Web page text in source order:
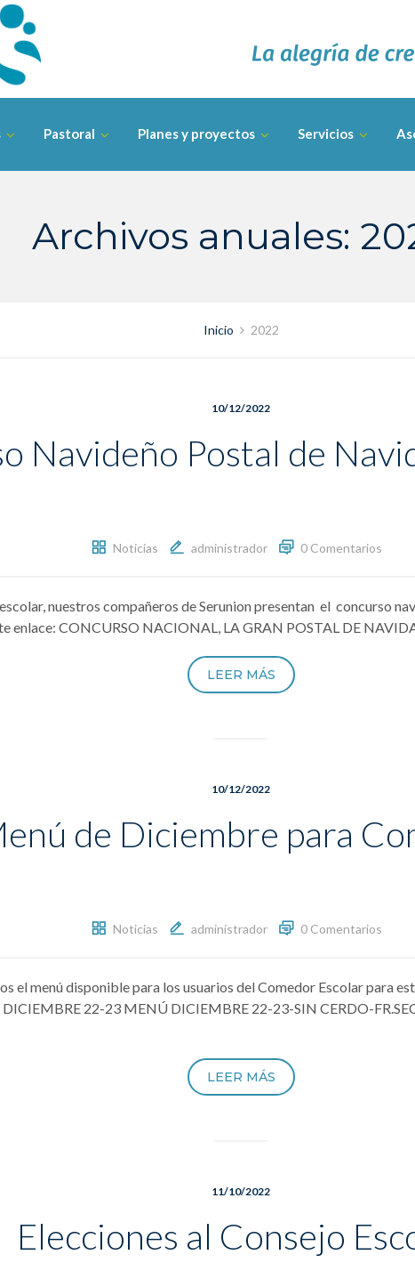
Pastoral Planes y proyectos Servicios
Archivos anuales:
Inicio 2022
10/12/2022
Navideño Postal de
Noticias administrador 0 Comentarios
nuestros compañeros de Serunion presentan el concurso
enlace: CONCURSO NACIONAL, LA GRAN POSTAL DE
LEER MÁS
10/12/2022
de Diciembre para
Noticias administrador 0 Comentarios
el menú disponible para los usuarios del Comedor Escolar para
22-23 MENÚ DICIEMBRE 22-23-SIN CERDO-
LEER MÁS
11/10/2022
Elecciones al Consejo